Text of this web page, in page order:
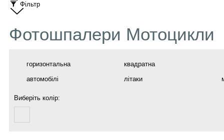
Фільтр
Фотошпалери Мотоцикли
горизонтальна
квадратна
автомобілі
літаки
Виберіть колір: